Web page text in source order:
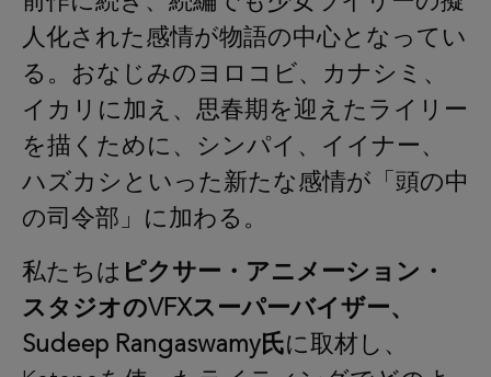
人化された感情が物語の中心となってい
る。おなじみのヨロコビ、カナシミ、
イカリに加え、思春期を迎えたライリー
を描くために、シンパイ、イイナー、
ハズカシといった新たな感情が「頭の中
の司令部」に加わる。
私たちは ピクサー・アニメーション・
スタジオのVFXスーパーバイザー、
Sudeep Rangaswamy氏に取材し、